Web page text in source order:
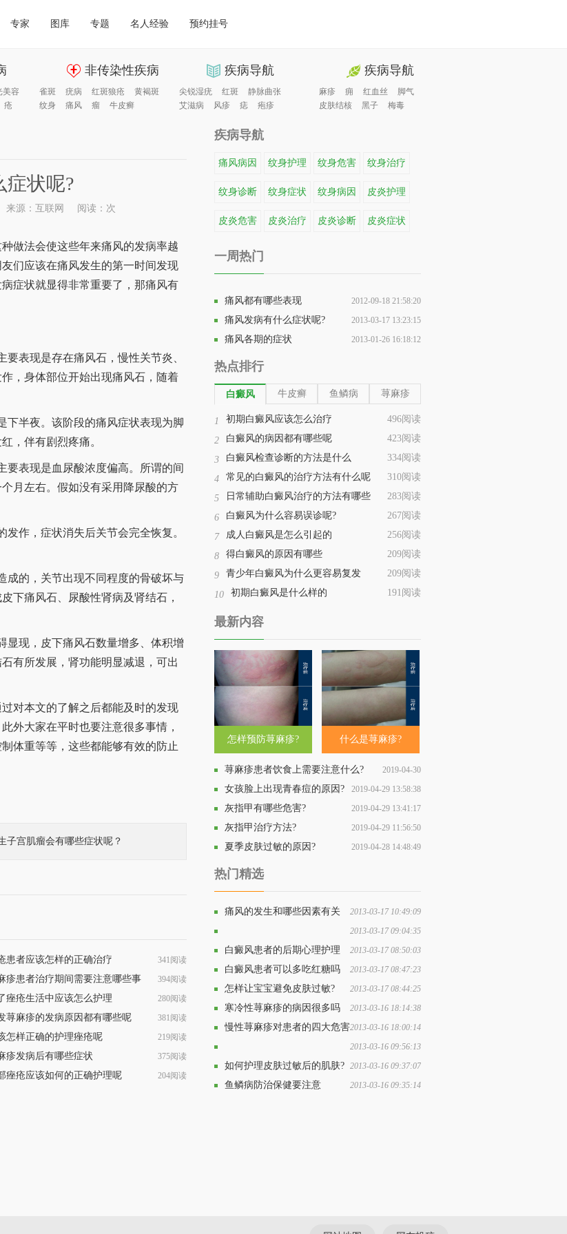
专家 图库 专题 名人经验 预约挂号
美容
疮
非传染性疾病
雀斑 疣病 红斑狼疮
黄褐斑
纹身
痛风 瘤 牛皮癣
疾病导航
尖锐湿疣 红斑
静脉曲张
艾滋病
风疹 痣 疱疹
疾病导航
麻疹 痈 红血丝
脚气
皮肤结核
黑子 梅毒
症状呢?
来源：互联网 阅读： 次
法会使这些年来痛风的发病率越
们应该在痛风发生的第一时间发现
症状就显得非常重要了，那痛风有
表现是存在痛风石，慢性关节炎、
，身体部位开始出现痛风石，随着
半夜。该阶段的痛风症状表现为脚
，伴有剧烈疼痛。
表现是血尿酸浓度偏高。所谓的间
月左右。假如没有采用降尿酸的方
作，症状消失后关节会完全恢复。
的，关节出现不同程度的骨破坏与
下痛风石、尿酸性肾病及肾结石，
现，皮下痛风石数量增多、体积增
有所发展，肾功能明显减退，可出
对本文的了解之后都能及时的发现
外大家在平时也要注意很多事情，
体重等等，这些都能够有效的防止
子宫肌瘤会有哪些症状呢？
患者应该怎样的正确治疗 341阅读
疹患者治疗期间需要注意哪些事 394阅读
痤疮生活中应该怎么护理 280阅读
荨麻疹的发病原因都有哪些呢 381阅读
怎样正确的护理痤疮呢 219阅读
疹发病后有哪些症状 375阅读
痤疮应该如何的正确护理呢 204阅读
疾病导航
痛风病因 纹身护理 纹身危害 纹身治疗
纹身诊断 纹身症状 纹身病因 皮炎护理
皮炎危害 皮炎治疗 皮炎诊断 皮炎症状
一周热门
痛风都有哪些表现 2012-09-18 21:58:20
痛风发病有什么症状呢? 2013-03-17 13:23:15
痛风各期的症状 2013-01-26 16:18:12
热点排行
白癜风 牛皮癣 鱼鳞病 荨麻疹
1 496阅读
初期白癜风应该怎么治疗
2 423阅读
白癜风的病因都有哪些呢
3 334阅读
白癜风检查诊断的方法是什么
4 310阅读
常见的白癜风的治疗方法有什么呢
5 283阅读
日常辅助白癜风治疗的方法有哪些
6 267阅读
白癜风为什么容易误诊呢?
7 256阅读
成人白癜风是怎么引起的
8 209阅读
得白癜风的原因有哪些
9 209阅读
青少年白癜风为什么更容易复发
10 191阅读
初期白癜风是什么样的
最新内容
怎样预防荨麻疹? 什么是荨麻疹?
荨麻疹患者饮食上需要注意什么?
2019-04-30
11:09:53
女孩脸上出现青春痘的原因? 2019-04-29 13:58:38
灰指甲有哪些危害? 2019-04-29 13:41:17
灰指甲治疗方法? 2019-04-29 11:56:50
夏季皮肤过敏的原因? 2019-04-28 14:48:49
热门精选
2013-03-17 10:49:09
痛风的发生和哪些因素有关
2013-03-17 09:04:35
日常生活中有什么会引起皮肤过敏2013-03-17 08:50:03
白癜风患者的后期心理护理
2013-03-17 08:47:23
白癜风患者可以多吃红糖吗
2013-03-17 08:44:25
怎样让宝宝避免皮肤过敏?
2013-03-16 18:14:38
寒冷性荨麻疹的病因很多吗
2013-03-16 18:00:14
慢性荨麻疹对患者的四大危害
2013-03-16 09:56:13
脸部皮肤过敏后要注意些什么?2013-03-16 09:37:07
如何护理皮肤过敏后的肌肤?
2013-03-16 09:35:14
鱼鳞病防治保健要注意